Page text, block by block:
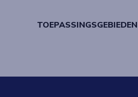
TOEPASSINGSGEBIEDEN